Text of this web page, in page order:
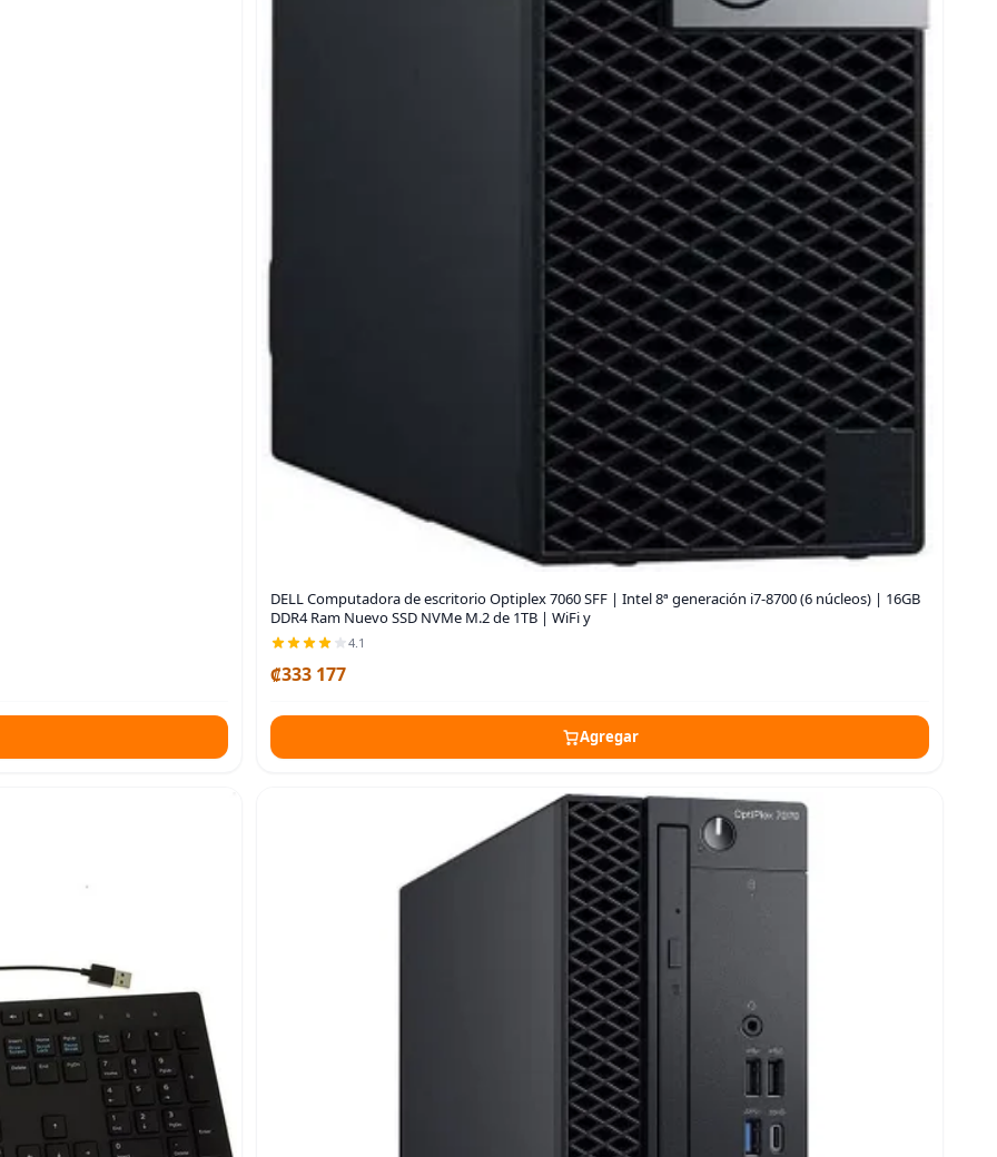
DELL Computadora de escritorio Optiplex 7060 SFF | Intel 8ª generación i7-8700 (6 núcleos) | 16GB
DDR4 Ram Nuevo SSD NVMe M.2 de 1TB | WiFi y
4.1
₡333 177
Agregar